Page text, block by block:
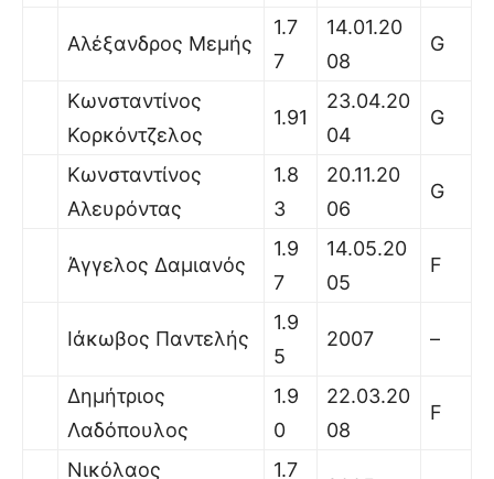
Αλέξανδρος Μεμής
1.7
7
14.01.20
08
G
Κωνσταντίνος
Κορκόντζελος
1.91
23.04.20
04
G
Κωνσταντίνος
Αλευρόντας
1.8
3
20.11.20
06
G
Άγγελος Δαμιανός
1.9
7
14.05.20
05
F
Ιάκωβος Παντελής
1.9
5
2007 –
Δημήτριος
Λαδόπουλος
1.9
0
22.03.20
08
F
Νικόλαος 1.7